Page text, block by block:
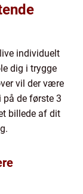
individuelt
dig i trygge
vil der være
på de første 3
billede af dit